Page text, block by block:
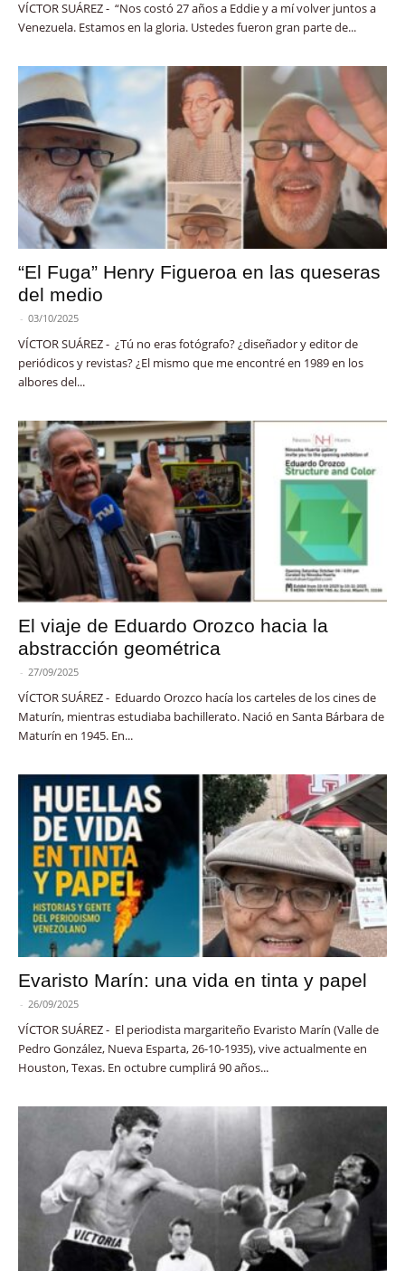
VÍCTOR SUÁREZ - “Nos costó 27 años a Eddie y a mí volver juntos a
Venezuela. Estamos en la gloria. Ustedes fueron gran parte de...
“El Fuga” Henry Figueroa en las queseras
del medio
- 03/10/2025
VÍCTOR SUÁREZ - ¿Tú no eras fotógrafo? ¿diseñador y editor de
periódicos y revistas? ¿El mismo que me encontré en 1989 en los
albores del...
El viaje de Eduardo Orozco hacia la
abstracción geométrica
- 27/09/2025
VÍCTOR SUÁREZ - Eduardo Orozco hacía los carteles de los cines de
Maturín, mientras estudiaba bachillerato. Nació en Santa Bárbara de
Maturín en 1945. En...
Evaristo Marín: una vida en tinta y papel
- 26/09/2025
VÍCTOR SUÁREZ - El periodista margariteño Evaristo Marín (Valle de
Pedro González, Nueva Esparta, 26-10-1935), vive actualmente en
Houston, Texas. En octubre cumplirá 90 años...